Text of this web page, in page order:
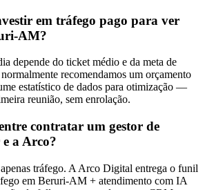
em tráfego pago para ver
AM?
depende do ticket médio e da meta de
recomendamos um orçamento
estatístico de dados para otimização —
reunião, sem enrolação.
contratar um gestor de
a Arco?
tráfego. A Arco Digital entrega o funil
em Beruri-AM + atendimento com IA